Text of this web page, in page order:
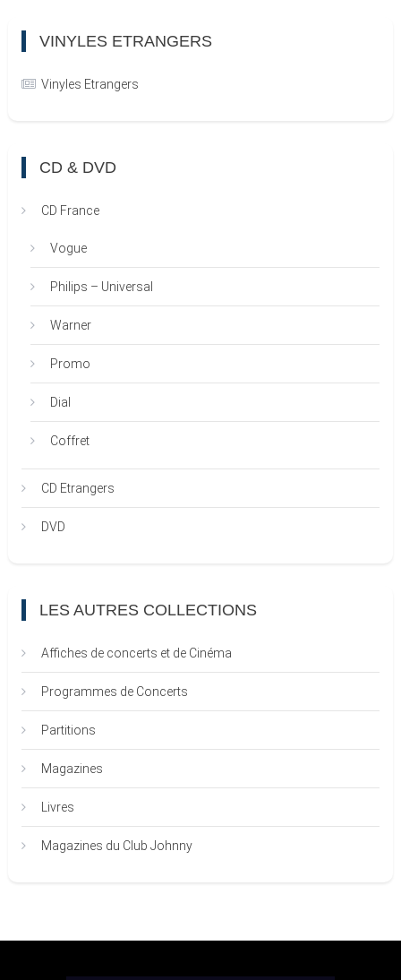
VINYLES ETRANGERS
Vinyles Etrangers
CD & DVD
CD France
Vogue
Philips – Universal
Warner
Promo
Dial
Coffret
CD Etrangers
DVD
LES AUTRES COLLECTIONS
Affiches de concerts et de Cinéma
Programmes de Concerts
Partitions
Magazines
Livres
Magazines du Club Johnny